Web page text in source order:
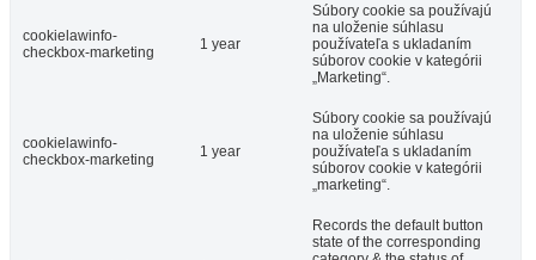
cookielawinfo-
checkbox-marketing
1 year
Súbory cookie sa používajú
na uloženie súhlasu
používateľa s ukladaním
súborov cookie v kategórii
„Marketing“.
cookielawinfo-
checkbox-marketing
1 year
Súbory cookie sa používajú
na uloženie súhlasu
používateľa s ukladaním
súborov cookie v kategórii
„marketing“.
Records the default button
state of the corresponding